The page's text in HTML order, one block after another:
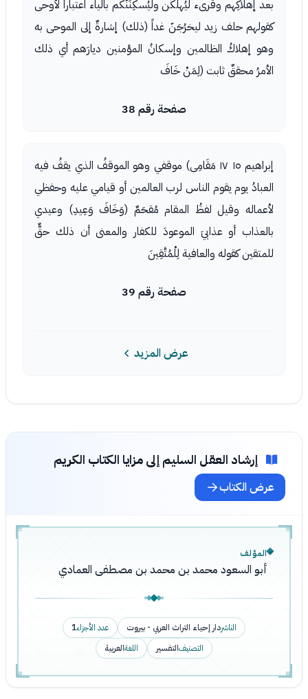
بعد إهلاكِهم وقرىء ليُهلكَن وليُسكِنَنّكم بالياء اعتباراً لأوحى
كقولهم حلف زيد ليخرُجَنّ غداً (ذلك) إشارةٌ إلى الموحى به
وهو إهلاكُ الظالمين وإسكانُ المؤمنين ديارَهم أي ذلك
الأمرُ محققٌ ثابت (لِمَنْ خَافَ
صفحة رقم 38
إبراهيم ١٥ ١٧ مَقَامِى) موقفي وهو الموقفُ الذي يقفُ فيه
العبادُ يوم يقوم الناس لرب العالمين أو قيامي عليه وحفظي
لأعماله وقيل لفظُ المقام مُقحَمٌ (وَخَافَ وَعِيدِ) وعيدي
بالعذاب أو عذابيَ الموعودَ للكفار والمعنى أن ذلك حقٌّ
للمتقين كقوله والعافية لِلْمُتَّقِينَ
صفحة رقم 39
عرض المزيد
إرشاد العقل السليم إلى مزايا الكتاب الكريم
عرض الكتاب
المؤلف
أبو السعود محمد بن محمد بن مصطفى العمادي
الناشردار إحياء التراث العربي - بيروت عدد الأجزاء1
التصنيفالتفسير اللغةالعربية